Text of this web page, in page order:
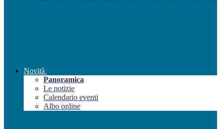
Novità
Panoramica
Le notizie
Calendario eventi
Albo online